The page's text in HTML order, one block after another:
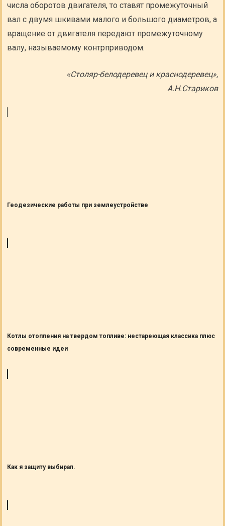
числа оборотов двигателя, то ставят промежуточный
вал с двумя шкивами малого и большого диаметров, а
вращение от двигателя передают промежуточному
валу, называемому контрприводом.
«Столяр-белодеревец и краснодеревец»,
А.Н.Стариков
Геодезические работы при землеустройстве
Котлы отопления на твердом топливе: нестареющая классика плюс
современные идеи
Как я защиту выбирал.